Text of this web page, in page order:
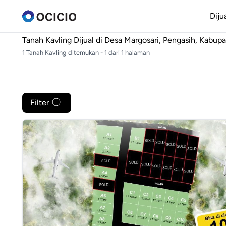
Tanah Kavling Dijual di Desa Margosari, Pengasih,
1 Tanah Kavling ditemukan - 1 dari 1 halaman
Filter